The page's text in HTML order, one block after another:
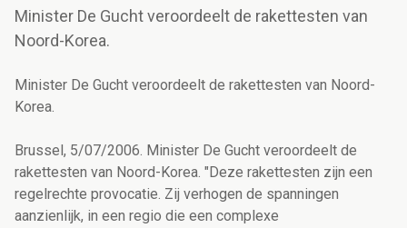
Minister De Gucht veroordeelt de rakettesten van
Noord-Korea.
Minister De Gucht veroordeelt de rakettesten van Noord-
Korea.
Brussel, 5/07/2006. Minister De Gucht veroordeelt de
rakettesten van Noord-Korea. "Deze rakettesten zijn een
regelrechte provocatie. Zij verhogen de spanningen
aanzienlijk, in een regio die een complexe